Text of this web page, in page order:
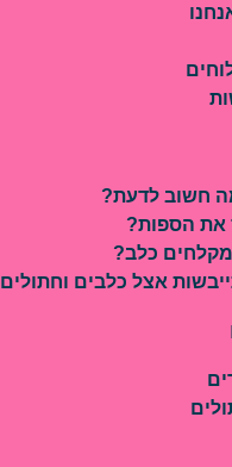
חשוב לדעת?
את הספות?
כלב?
אצל כלבים וחתולים